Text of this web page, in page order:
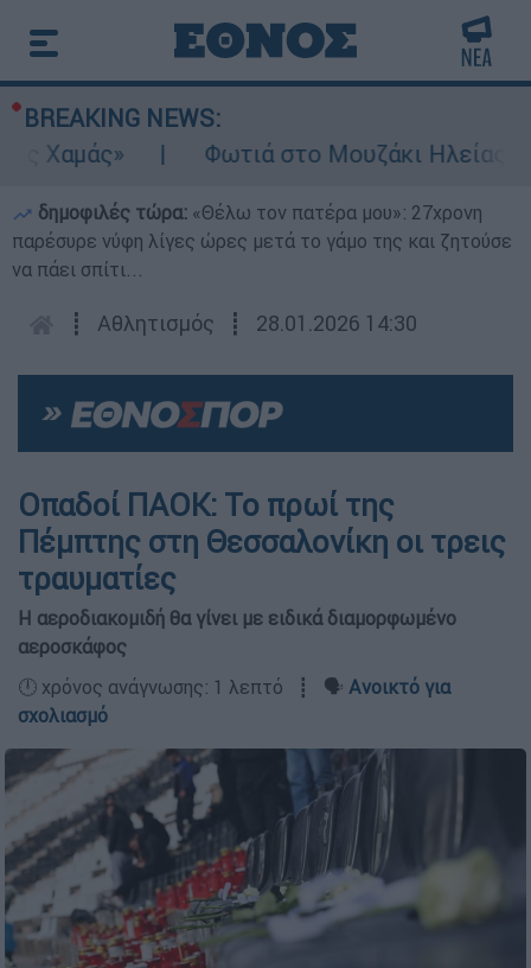
BREAKING NEWS:
Χαμάς»
Φωτιά στο Μουζάκι Ηλείας:
δημοφιλές τώρα: «Θέλω τον πατέρα μου»: 27χρονη
παρέσυρε νύφη λίγες ώρες μετά το γάμο της και ζητούσε
να πάει σπίτι...
┋ Αθλητισμός ┋ 28.01.2026 14:30
Οπαδοί ΠΑΟΚ: Το πρωί της
Πέμπτης στη Θεσσαλονίκη οι τρεις
τραυματίες
Η αεροδιακομιδή θα γίνει με ειδικά διαμορφωμένο
αεροσκάφος
🕛 χρόνος ανάγνωσης: 1 λεπτό ┋ 🗣️ Ανοικτό για
σχολιασμό